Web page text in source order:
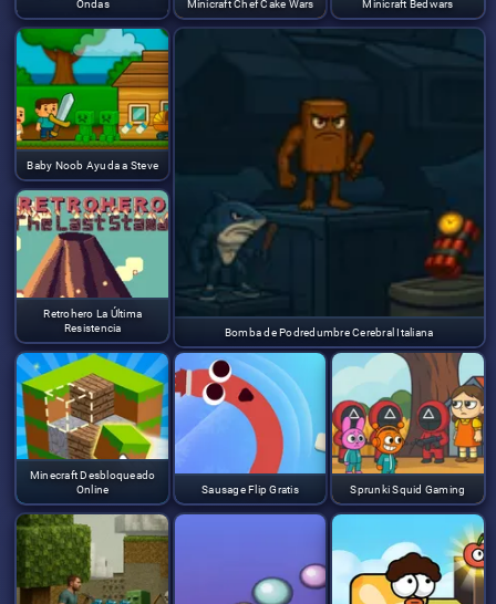
Ondas Minicraft Chef Cake Wars Minicraft Bedwars
Baby Noob Ayuda a Steve
Bomba de Podredumbre Cerebral Italiana
Retrohero La Última
Resistencia
Minecraft Desbloqueado
Online
Sausage Flip Gratis Sprunki Squid Gaming